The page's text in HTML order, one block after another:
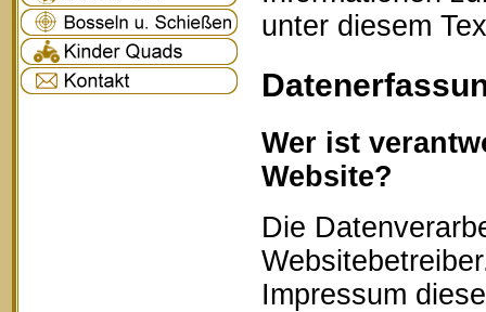
unter diesem
Wer ist
Website?
Die
Impressum